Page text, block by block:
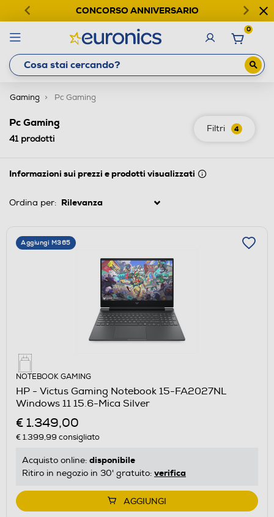
CONCORSO ANNIVERSARIO
0
Gaming Pc Gaming
Filtri 4
Pc Gaming
41prodotti
Informazioni sui prezzi e prodotti visualizzati
Ordina per:
Aggiungi M365
NOTEBOOK GAMING
HP - Victus Gaming Notebook 15-FA2027NL
Windows 11 15.6-Mica Silver
€ 1.349,00
€ 1.399,99 consigliato
Acquisto online: disponibile
Ritiro in negozio in 30' gratuito: verifica
AGGIUNGI